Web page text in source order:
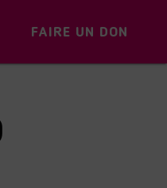
FAIRE UN DON